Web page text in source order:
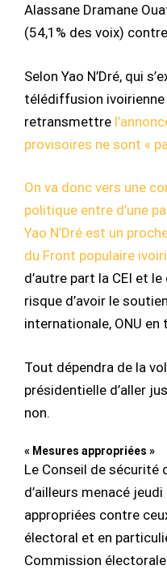
Alassane Dramane
(54,1% des voix)
Selon Yao N’Dré, qui
télédiffusion ivoirienne
retransmettre
provisoires ne sont «
On va donc vers une
politique entre d’une
Yao N’Dré est un
du Front populaire
d’autre part la CEI et
risque d’avoir le
internationale, ONU en
Tout dépendra de la
présidentielle d’aller
non.
« Mesures appropriées »
Le Conseil de sécurité
d’ailleurs menacé
appropriées contre
électoral et en
Commission